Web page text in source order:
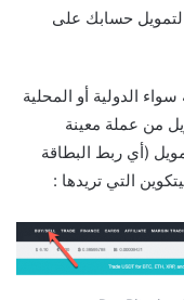
حسابك على
الدولية أو المحلية
من عملة معينة
(أي ربط البطاقة
التي تريدها :